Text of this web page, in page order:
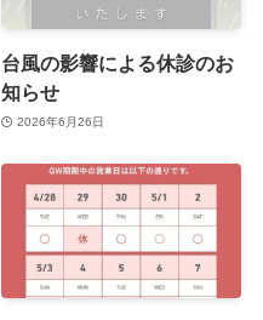
台風の影響による休診のお
知らせ
2026年6月26日